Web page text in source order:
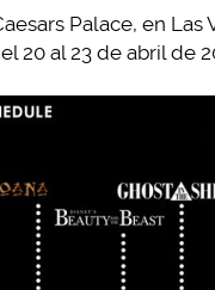
Palace, en Las
20 al 23 de abril de